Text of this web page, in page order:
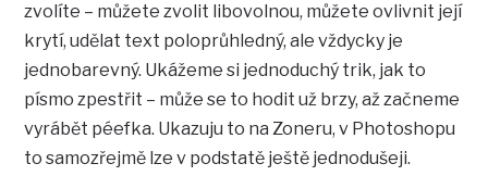
zvolíte – můžete zvolit libovolnou, můžete ovlivnit její
krytí, udělat text poloprůhledný, ale vždycky je
jednobarevný. Ukážeme si jednoduchý trik, jak to
písmo zpestřit – může se to hodit už brzy, až začneme
vyrábět péefka. Ukazuju to na Zoneru, v Photoshopu
to samozřejmě lze v podstatě ještě jednodušeji.